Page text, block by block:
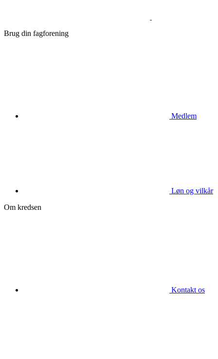
Brug din fagforening
Medlem
Løn og vilkår
Om kredsen
Kontakt os